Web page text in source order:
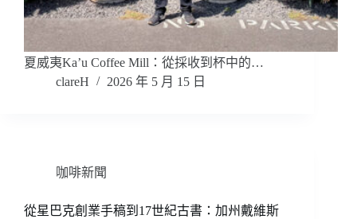
夏威夷Ka’u Coffee Mill：從採收到杯中的…
clareH
2026 年 5 月 15 日
咖啡新聞
從星巴克創業手稿到17世紀古書：加州戴維斯